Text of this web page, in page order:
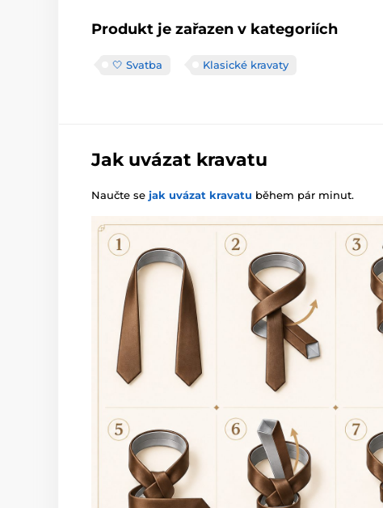
Produkt je zařazen v kategoriích
🤍 Svatba Klasické kravaty
Jak uvázat kravatu
Naučte se jak uvázat kravatu během pár minut.